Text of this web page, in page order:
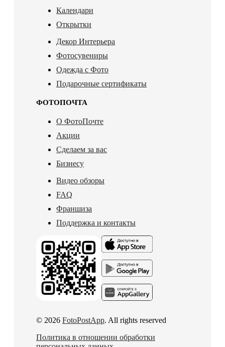
Календари
Открытки
Декор Интерьера
Фотосувениры
Одежда с Фото
Подарочные сертификаты
ФОТОПОЧТА
О ФотоПочте
Акции
Сделаем за вас
Бизнесу
Видео обзоры
FAQ
Франшиза
Поддержка и контакты
© 2026 FotoPostApp. All rights reserved
Политика в отношении обработки